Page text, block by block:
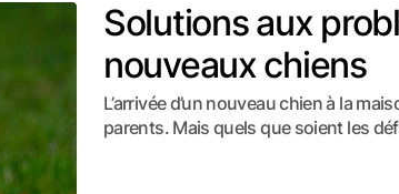
Solutions aux
nouveaux chiens
L’arrivée d’un nouveau chien à la
parents. Mais quels que soient les